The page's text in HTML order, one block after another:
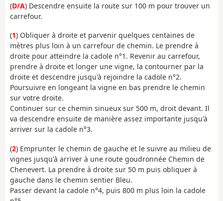
(D/A) Descendre ensuite la route sur 100 m pour trouver un
carrefour.
(1) Obliquer à droite et parvenir quelques centaines de
mètres plus loin à un carrefour de chemin. Le prendre à
droite pour atteindre la cadole n°1. Revenir au carrefour,
prendre à droite et longer une vigne, la contourner par la
droite et descendre jusqu'à rejoindre la cadole n°2.
Poursuivre en longeant la vigne en bas prendre le chemin
sur votre droite.
Continuer sur ce chemin sinueux sur 500 m, droit devant. Il
va descendre ensuite de manière assez importante jusqu'à
arriver sur la cadole n°3.
(2) Emprunter le chemin de gauche et le suivre au milieu de
vignes jusqu'à arriver à une route goudronnée Chemin de
Chenevert. La prendre à droite sur 50 m puis obliquer à
gauche dans le chemin sentier Bleu.
Passer devant la cadole n°4, puis 800 m plus loin la cadole